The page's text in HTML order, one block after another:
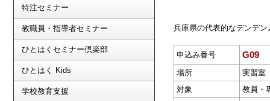
特注セミナー
教職員・指導者セミナー
ひとはくセミナー倶楽部
ひとはく Kids
学校教育支援
兵庫県の代表的なデンデ
申込み番号 G09
場所
実習室
対象
教員・